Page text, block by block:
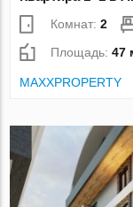
Комнат:2
Площадь:47
MAXXPROPERTY